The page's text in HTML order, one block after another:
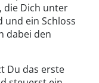
die Dich unter
ein Schloss
dabei den
Du das erste